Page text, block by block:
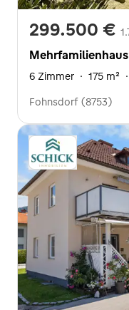
299.500 €
6 Zimmer · 175 m² ·
Fohnsdorf (8753)